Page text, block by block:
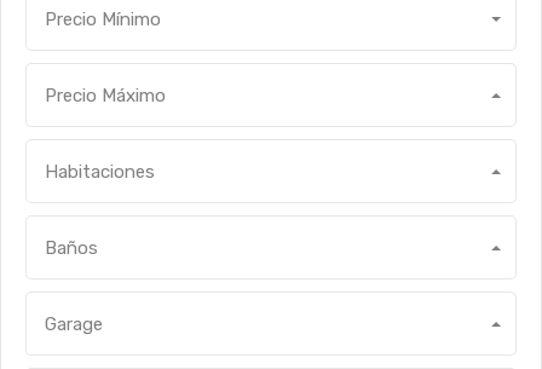
Precio Mínimo
Precio Máximo
Habitaciones
Baños
Garage